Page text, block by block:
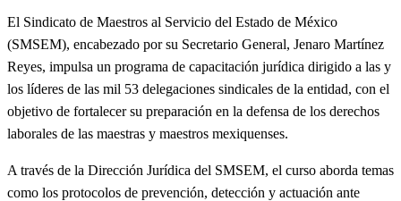
El Sindicato de Maestros al Servicio del Estado de México
(SMSEM), encabezado por su Secretario General, Jenaro Martínez
Reyes, impulsa un programa de capacitación jurídica dirigido a las y
los líderes de las mil 53 delegaciones sindicales de la entidad, con el
objetivo de fortalecer su preparación en la defensa de los derechos
laborales de las maestras y maestros mexiquenses.
A través de la Dirección Jurídica del SMSEM, el curso aborda temas
como los protocolos de prevención, detección y actuación ante